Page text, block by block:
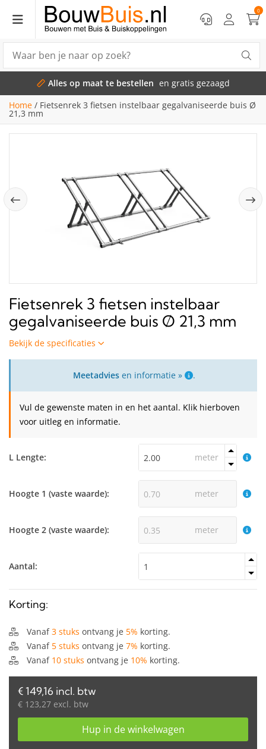
0
Alles op maat te bestellen en gratis gezaagd
Home / Fietsenrek 3 fietsen instelbaar gegalvaniseerde buis Ø
21,3 mm
Fietsenrek 3 fietsen instelbaar
gegalvaniseerde buis Ø 21,3 mm
Bekijk de specificaties
Meetadviesen informatie » .
Vul de gewenste maten in en het aantal. Klik hierboven
voor uitleg en informatie.
L Lengte: meter
Hoogte 1 (vaste waarde): meter
Hoogte 2 (vaste waarde): meter
Aantal:
Korting:
Vanaf3 stuks ontvang je 5% korting.
Vanaf 5 stuks ontvang je 7% korting.
Vanaf 10 stuks ontvang je 10% korting.
€ 149,16 incl. btw
€ 123,27 excl. btw
Hup in de winkelwagen